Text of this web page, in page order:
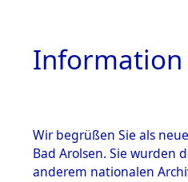
Information
Wir begrüßen Sie als
Bad Arolsen. Sie wurden
anderem nationalen